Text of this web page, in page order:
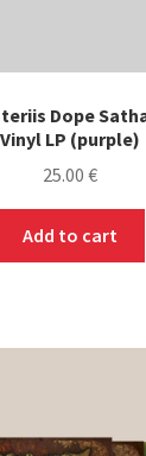
Dope
Vinyl LP (purple)
25.00 €
Add to cart